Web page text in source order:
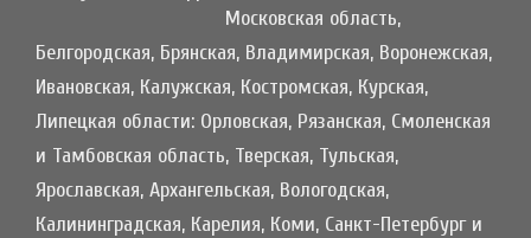
Московская область,
Белгородская, Брянская, Владимирская, Воронежская,
Ивановская, Калужская, Костромская, Курская,
Липецкая области: Орловская, Рязанская, Смоленская
и Тамбовская область, Тверская, Тульская,
Ярославская, Архангельская, Вологодская,
Калининградская, Карелия, Коми, Санкт-Петербург и